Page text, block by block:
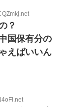
？
国保有分の
えばいいん